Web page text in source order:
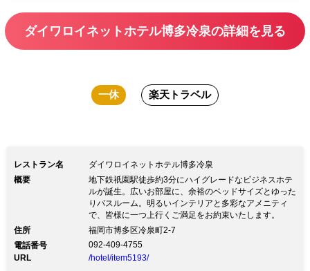
ダイワロイネットホテル博多冷泉の詳細を見る
一休 楽天トラベル
レストラン名
ダイワロイネットホテル博多冷泉
概要
地下鉄祇園駅徒歩約3分にハイグレードなビジネスホテ
ルが誕生。広いお部屋に、余裕のベッドサイズとゆった
りバスルーム。明るいインテリアと多彩なアメニティ
で、皆様に一つ上行くご満足をお約束いたします。
住所
福岡市博多区冷泉町2-7
電話番号
092-409-4755
URL
/hotel/item5193/